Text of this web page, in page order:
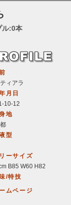
:0本
ィアラ
月日
10-12
地
型
ーサイズ
B85 W60 H82
/特技
ムページ